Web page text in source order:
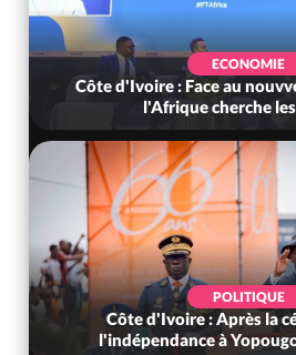
ECONOMIE
Côte d'Ivoire : Face au
l'Afrique cherche
POLITIQUE
Côte d'Ivoire : Après la
l'indépendance à